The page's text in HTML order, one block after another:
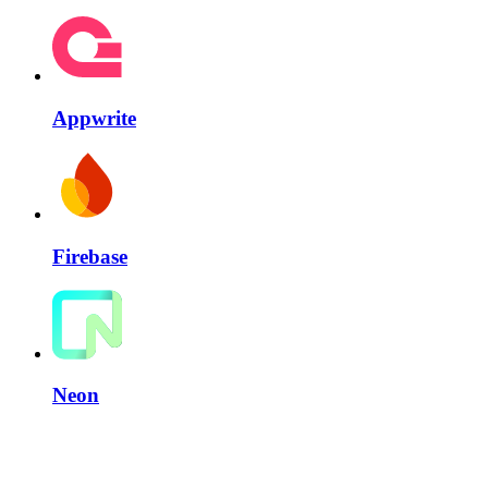
Appwrite
Firebase
Neon